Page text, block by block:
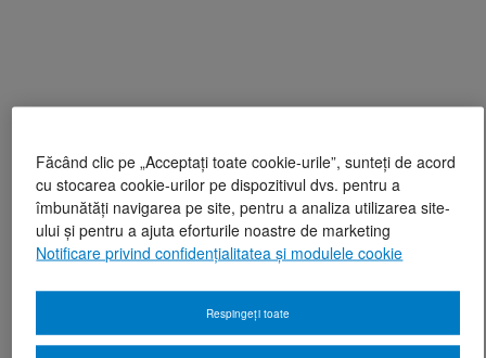
Făcând clic pe „Acceptați toate cookie-urile”, sunteți de acord
cu stocarea cookie-urilor pe dispozitivul dvs. pentru a
îmbunătăți navigarea pe site, pentru a analiza utilizarea site-
ului și pentru a ajuta eforturile noastre de marketing
Notificare privind confidențialitatea și modulele cookie
Respingeți toate